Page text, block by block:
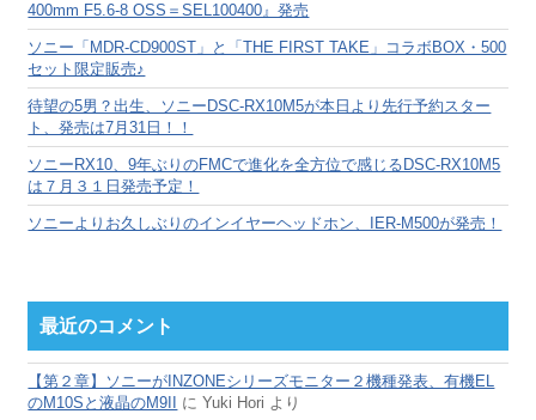
400mm F5.6-8 OSS＝SEL100400』発売
ソニー「MDR-CD900ST」と「THE FIRST TAKE」コラボBOX・500
セット限定販売♪
待望の5男？出生、ソニーDSC-RX10M5が本日より先行予約スター
ト、発売は7月31日！！
ソニーRX10、9年ぶりのFMCで進化を全方位で感じるDSC-RX10M5
は７月３１日発売予定！
ソニーよりお久しぶりのインイヤーヘッドホン、IER-M500が発売！
最近のコメント
【第２章】ソニーがINZONEシリーズモニター２機種発表、有機EL
のM10Sと液晶のM9II
にYuki Hori より